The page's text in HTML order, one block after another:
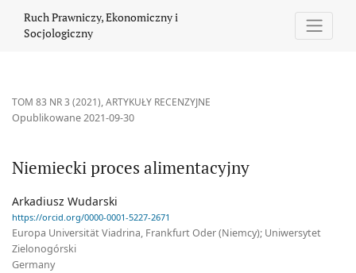
Ruch Prawniczy, Ekonomiczny i
Socjologiczny
TOM 83 NR 3 (2021),ARTYKUŁY RECENZYJNE
Niemiecki proces alimentacyjny
Opublikowane 2021-09-30
Arkadiusz Wudarski
https://orcid.org/0000-0001-5227-2671
Europa Universität Viadrina, Frankfurt Oder (Niemcy); Uniwersytet
Zielonogórski
Germany